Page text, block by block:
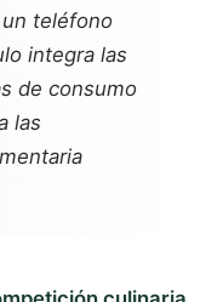
teléfono
integra las
de consumo
las